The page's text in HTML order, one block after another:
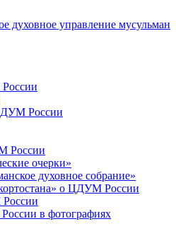
духовное управление мусульман
России
России
очерки»
духовное собрание»
о ЦДУМ России
в фотографиях